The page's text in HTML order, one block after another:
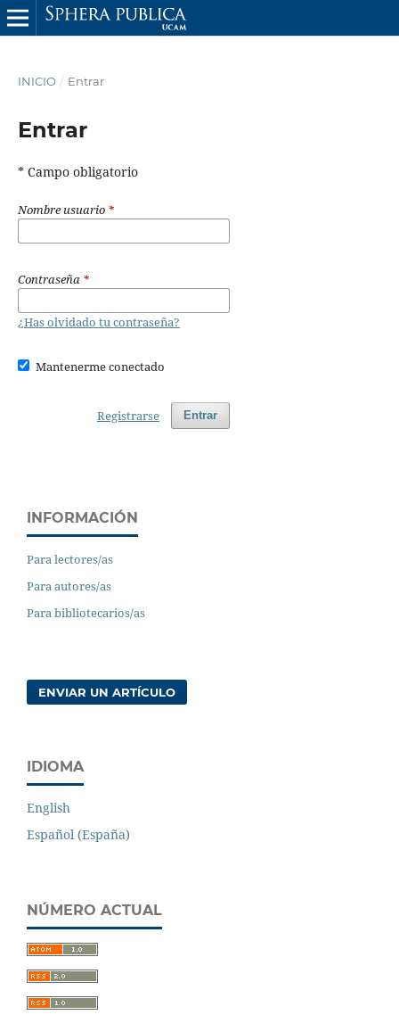
INICIO / Entrar
Entrar
* Campo obligatorio
Nombre usuario *
Contraseña *
¿Has olvidado tu contraseña?
Mantenerme conectado
Entrar
Registrarse
INFORMACIÓN
Para lectores/as
Para autores/as
Para bibliotecarios/as
ENVIAR UN ARTÍCULO
IDIOMA
English
Español (España)
NÚMERO ACTUAL